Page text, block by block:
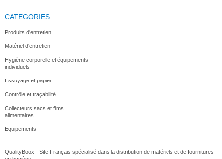
CATEGORIES
Produits d'entretien
Matériel d'entretien
Hygiène corporelle et équipements
individuels
Essuyage et papier
Contrôle et traçabilité
Collecteurs sacs et films
alimentaires
Equipements
QualityBoox - Site Français spécialisé dans la distribution de matériels et de fournitures